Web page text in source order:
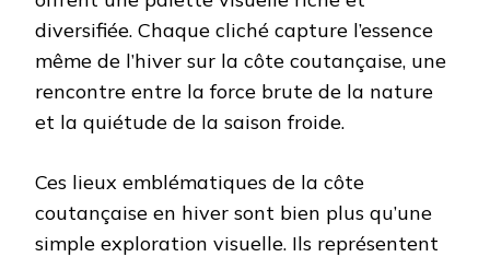
diversifiée. Chaque cliché capture l’essence
même de l’hiver sur la côte coutançaise, une
rencontre entre la force brute de la nature
et la quiétude de la saison froide.
Ces lieux emblématiques de la côte
coutançaise en hiver sont bien plus qu’une
simple exploration visuelle. Ils représentent